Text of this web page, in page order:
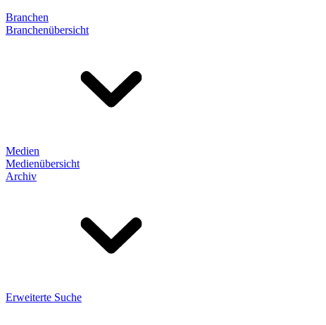
Branchen
Branchenübersicht
Medien
Medienübersicht
Archiv
Erweiterte Suche